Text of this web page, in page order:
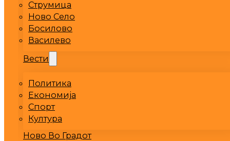
Струмица
Ново Село
Босилово
Василево
Вести
Политика
Економија
Спорт
Култура
Ново Во Градот